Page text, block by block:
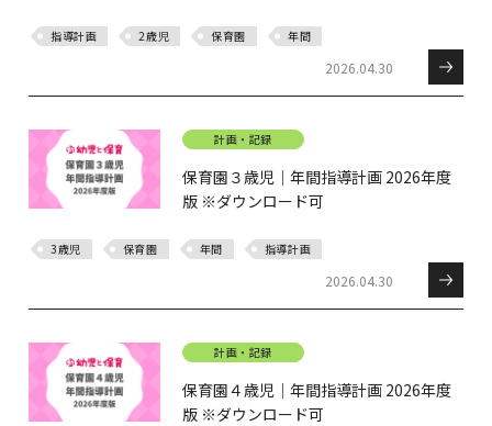
指導計画 2歳児 保育園 年間
2026.04.30
計画・記録
保育園３歳児｜年間指導計画 2026年度
版 ※ダウンロード可
3歳児 保育園 年間 指導計画
2026.04.30
計画・記録
保育園４歳児｜年間指導計画 2026年度
版 ※ダウンロード可